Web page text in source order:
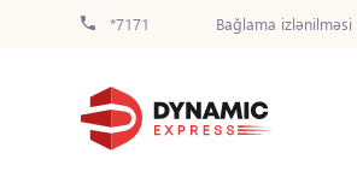
*7171 Bağlama izlənilməsi